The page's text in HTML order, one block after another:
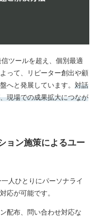
ツールを超え、個別最適
って、リピーター創出や顧
へと発展しています。 対話
現場での成果拡大につなが
ョン施策によるユー
人ひとりにパーソナライ
応が可能です。
配布、問い合わせ対応な